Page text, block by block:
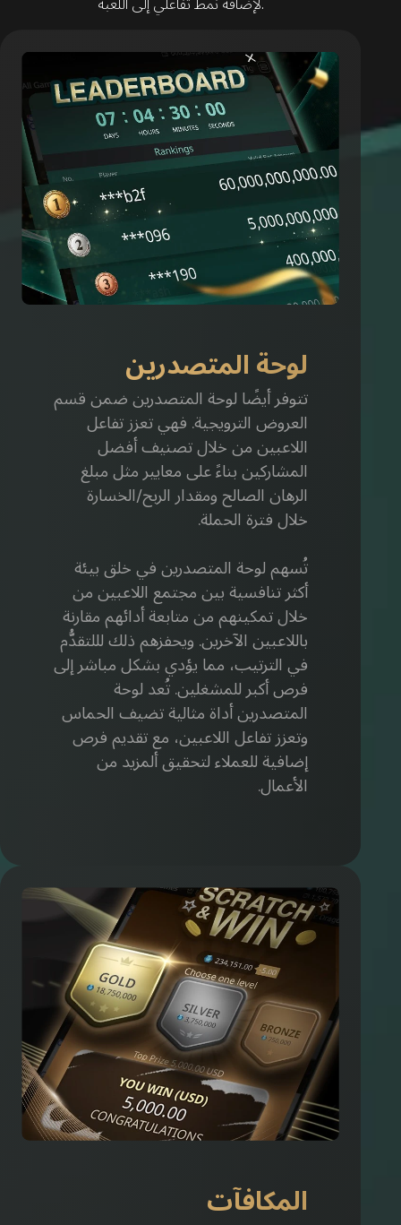
لإضافة نمط تفاعلي إلى اللعبة.
لوحة المتصدرين
تتوفر أيضًا لوحة المتصدرين ضمن قسم
العروض الترويجية. فهي تعزز تفاعل
اللاعبين من خلال تصنيف أفضل
المشاركين بناءً على معايير مثل مبلغ
الرهان الصالح ومقدار الربح/الخسارة
خلال فترة الحملة.
تُسهم لوحة المتصدرين في خلق بيئة
أكثر تنافسية بين مجتمع اللاعبين من
خلال تمكينهم من متابعة أدائهم مقارنة
باللاعبين الآخرين. ويحفزهم ذلك لللتقدُّم
في الترتيب، مما يؤدي بشكل مباشر إلى
فرص أكبر للمشغلين. تُعد لوحة
المتصدرين أداة مثالية تضيف الحماس
وتعزز تفاعل اللاعبين، مع تقديم فرص
إضافية للعملاء لتحقيق ألمزيد من
الأعمال.
المكافآت